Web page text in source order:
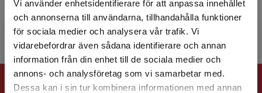
Vi använder enhetsidentifierare för att anpassa innehållet
och annonserna till användarna, tillhandahålla funktioner
för sociala medier och analysera vår trafik. Vi
vidarebefordrar även sådana identifierare och annan
information från din enhet till de sociala medier och
annons- och analysföretag som vi samarbetar med.
Dessa kan i sin tur kombinera informationen med annan
Begränsad fraktregion
intelligens i verk...
Förlagskontakt